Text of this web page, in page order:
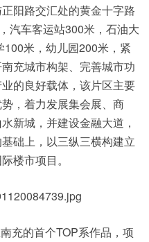
阳路交汇处的黄金十字路
汽车客运站300米，石油大
米，幼儿园200米，紧
充城市构架、完善城市功
的良好载体，该片区主要
，着力发展集会展、商
新城，并建设金融大道，
础上，以三纵三横构建立
楼市项目。
充的首个TOP系作品，项